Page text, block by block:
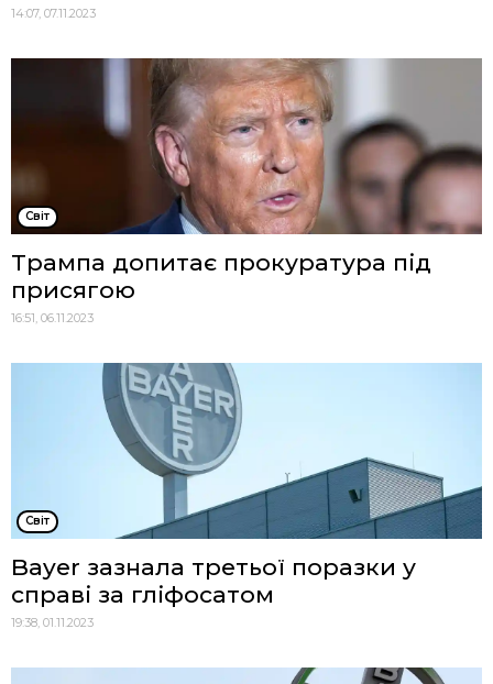
14:07, 07.11.2023
Cвіт
Трампа допитає прокуратура під
присягою
16:51, 06.11.2023
Cвіт
Bayer зазнала третьої поразки у
справі за гліфосатом
19:38, 01.11.2023